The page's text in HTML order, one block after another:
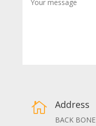
 Address
BACK BONE